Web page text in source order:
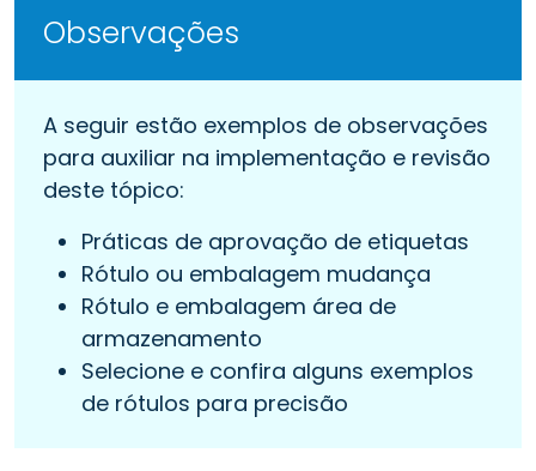
Observações
A seguir estão exemplos de observações
para auxiliar na implementação e revisão
deste tópico:
Práticas de aprovação de etiquetas
Rótulo ou embalagem mudança
Rótulo e embalagem área de
armazenamento
Selecione e confira alguns exemplos
de rótulos para precisão